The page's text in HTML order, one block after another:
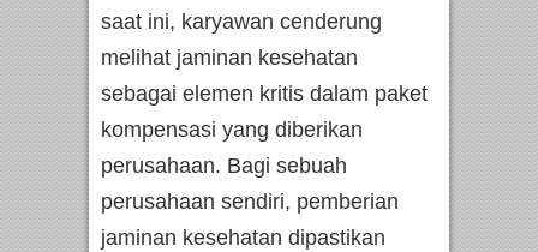
saat ini, karyawan cenderung
melihat jaminan kesehatan
sebagai elemen kritis dalam paket
kompensasi yang diberikan
perusahaan. Bagi sebuah
perusahaan sendiri, pemberian
jaminan kesehatan dipastikan